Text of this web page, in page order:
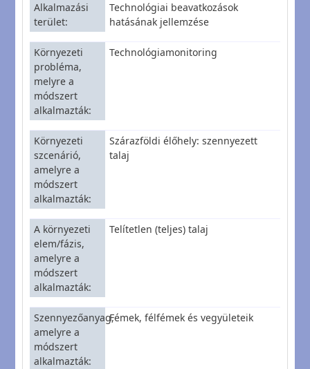
Alkalmazási
terület
Technológiai beavatkozások
hatásának jellemzése
Környezeti
probléma,
melyre a
módszert
alkalmazták
Technológiamonitoring
Környezeti
szcenárió,
amelyre a
módszert
alkalmazták
Szárazföldi élőhely: szennyezett
talaj
A környezeti
elem/fázis,
amelyre a
módszert
alkalmazták
Telítetlen (teljes) talaj
Szennyezőanyag,
amelyre a
módszert
alkalmazták
Fémek, félfémek és vegyületeik